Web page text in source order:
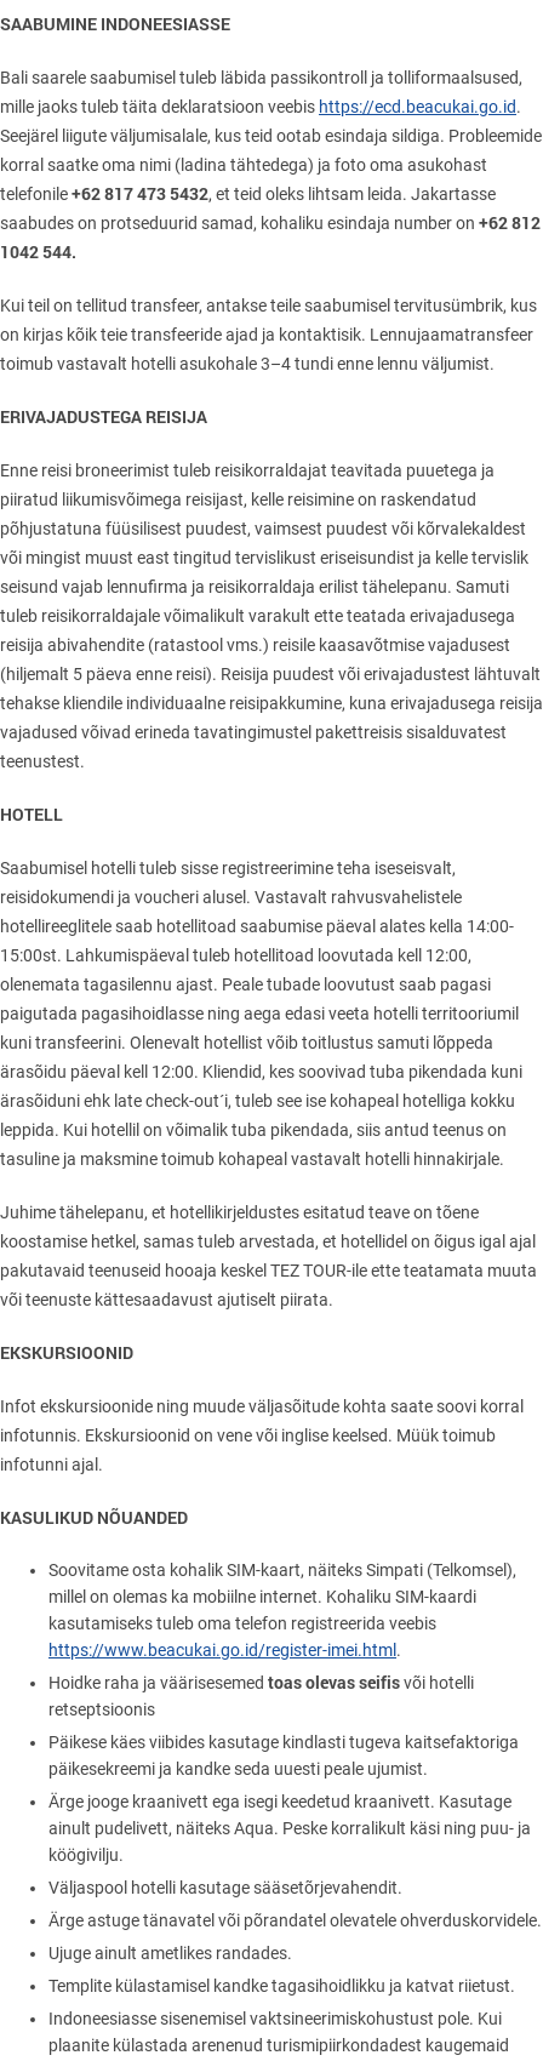
SAABUMINE INDONEESIASSE
Bali saarele saabumisel tuleb läbida passikontroll ja tolliformaalsused,
mille jaoks tuleb täita deklaratsioon veebis https://ecd.beacukai.go.id.
Seejärel liigute väljumisalale, kus teid ootab esindaja sildiga. Probleemide
korral saatke oma nimi (ladina tähtedega) ja foto oma asukohast
telefonile+62 817 473 5432, et teid oleks lihtsam leida. Jakartasse
saabudes on protseduurid samad, kohaliku esindaja number on +62 812
1042 544.
Kui teil on tellitud transfeer, antakse teile saabumisel tervitusümbrik, kus
on kirjas kõik teie transfeeride ajad ja kontaktisik. Lennujaamatransfeer
toimub vastavalt hotelli asukohale 3–4 tundi enne lennu väljumist.
ERIVAJADUSTEGA REISIJA
Enne reisi broneerimist tuleb reisikorraldajat teavitada puuetega ja
piiratud liikumisvõimega reisijast, kelle reisimine on raskendatud
põhjustatuna füüsilisest puudest, vaimsest puudest või kõrvalekaldest
või mingist muust east tingitud tervislikust eriseisundist ja kelle tervislik
seisund vajab lennufirma ja reisikorraldaja erilist tähelepanu. Samuti
tuleb reisikorraldajale võimalikult varakult ette teatada erivajadusega
reisija abivahendite (ratastool vms.) reisile kaasavõtmise vajadusest
(hiljemalt 5 päeva enne reisi). Reisija puudest või erivajadustest lähtuvalt
tehakse kliendile individuaalne reisipakkumine, kuna erivajadusega reisija
vajadused võivad erineda tavatingimustel pakettreisis sisalduvatest
teenustest.
HOTELL
Saabumisel hotelli tuleb sisse registreerimine teha iseseisvalt,
reisidokumendi ja voucheri alusel. Vastavalt rahvusvahelistele
hotellireeglitele saab hotellitoad saabumise päeval alates kella 14:00-
15:00st. Lahkumispäeval tuleb hotellitoad loovutada kell 12:00,
olenemata tagasilennu ajast. Peale tubade loovutust saab pagasi
paigutada pagasihoidlasse ning aega edasi veeta hotelli territooriumil
kuni transfeerini. Olenevalt hotellist võib toitlustus samuti lõppeda
ärasõidu päeval kell 12:00. Kliendid, kes soovivad tuba pikendada kuni
ärasõiduni ehk late check-out´i, tuleb see ise kohapeal hotelliga kokku
leppida. Kui hotellil on võimalik tuba pikendada, siis antud teenus on
tasuline ja maksmine toimub kohapeal vastavalt hotelli hinnakirjale.
Juhime tähelepanu, et hotellikirjeldustes esitatud teave on tõene
koostamise hetkel, samas tuleb arvestada, et hotellidel on õigus igal ajal
pakutavaid teenuseid hooaja keskel TEZ TOUR-ile ette teatamata muuta
või teenuste kättesaadavust ajutiselt piirata.
EKSKURSIOONID
Infot ekskursioonide ning muude väljasõitude kohta saate soovi korral
infotunnis. Ekskursioonid on vene või inglise keelsed. Müük toimub
infotunni ajal.
KASULIKUD NÕUANDED
Soovitame osta kohalik SIM-kaart, näiteks Simpati (Telkomsel),
millel on olemas ka mobiilne internet. Kohaliku SIM-kaardi
kasutamiseks tuleb oma telefon registreerida veebis
https://www.beacukai.go.id/register-imei.html .
Hoidke raha ja väärisesemed toas olevas seifisvõi hotelli
retseptsioonis
Päikese käes viibides kasutage kindlasti tugeva kaitsefaktoriga
päikesekreemi ja kandke seda uuesti peale ujumist.
Ärge jooge kraanivett ega isegi keedetud kraanivett. Kasutage
ainult pudelivett, näiteks Aqua. Peske korralikult käsi ning puu- ja
köögivilju.
Väljaspool hotelli kasutage sääsetõrjevahendit.
Ärge astuge tänavatel või põrandatel olevatele ohverduskorvidele.
Ujuge ainult ametlikes randades.
Templite külastamisel kandke tagasihoidlikku ja katvat riietust.
Indoneesiasse sisenemisel vaktsineerimiskohustust pole. Kui
plaanite külastada arenenud turismipiirkondadest kaugemaid